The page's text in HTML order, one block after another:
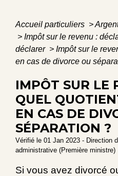
Accueil particuliers >
> Impôt sur le revenu :
déclarer > Impôt sur le
en cas de divorce ou
IMPÔT SUR LE
QUEL
EN CAS DE
SÉPARATION ?
Vérifié le 01 Jan 2023 - Direction
administrative (Première ministre)
Si vous avez divorcé